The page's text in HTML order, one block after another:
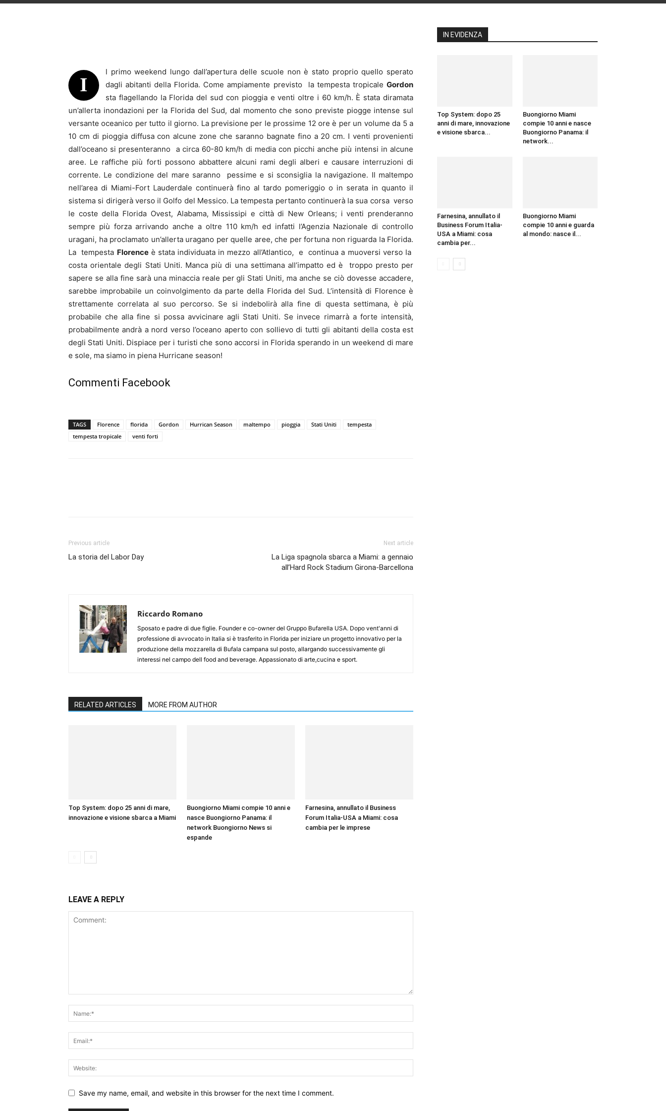
I
l primo weekend lungo dall’apertura delle scuole non è stato proprio quello sperato
dagli abitanti della Florida. Come ampiamente previsto la tempesta tropicale Gordon
sta flagellando la Florida del sud con pioggia e venti oltre i 60 km/h. È stata diramata
un’allerta inondazioni per la Florida del Sud, dal momento che sono previste piogge intense sul
versante oceanico per tutto il giorno. La previsione per le prossime 12 ore è per un volume da 5 a
10 cm di pioggia diffusa con alcune zone che saranno bagnate fino a 20 cm. I venti provenienti
dall’oceano si presenteranno a circa 60-80 km/h di media con picchi anche più intensi in alcune
aree. Le raffiche più forti possono abbattere alcuni rami degli alberi e causare interruzioni di
corrente. Le condizione del mare saranno pessime e si sconsiglia la navigazione. Il maltempo
nell’area di Miami-Fort Lauderdale continuerà fino al tardo pomeriggio o in serata in quanto il
sistema si dirigerà verso il Golfo del Messico. La tempesta pertanto continuerà la sua corsa verso
le coste della Florida Ovest, Alabama, Mississipi e città di New Orleans; i venti prenderanno
sempre più forza arrivando anche a oltre 110 km/h ed infatti l’Agenzia Nazionale di controllo
uragani, ha proclamato un’allerta uragano per quelle aree, che per fortuna non riguarda la Florida.
La tempesta Florenceè stata individuata in mezzo all’Atlantico, e continua a muoversi verso la
costa orientale degli Stati Uniti. Manca più di una settimana all’impatto ed è troppo presto per
sapere se alla fine sarà una minaccia reale per gli Stati Uniti, ma anche se ciò dovesse accadere,
sarebbe improbabile un coinvolgimento da parte della Florida del Sud. L’intensità di Florence è
strettamente correlata al suo percorso. Se si indebolirà alla fine di questa settimana, è più
probabile che alla fine si possa avvicinare agli Stati Uniti. Se invece rimarrà a forte intensità,
probabilmente andrà a nord verso l’oceano aperto con sollievo di tutti gli abitanti della costa est
degli Stati Uniti. Dispiace per i turisti che sono accorsi in Florida sperando in un weekend di mare
e sole, ma siamo in piena Hurricane season!
Commenti Facebook
TAGS Florence florida Gordon Hurrican Season maltempo pioggia Stati Uniti
tempesta
tempesta tropicale
venti forti
Previous article
La storia del Labor Day
Next article
La Liga spagnola sbarca a Miami: a gennaio
all’Hard Rock Stadium Girona-Barcellona
Riccardo Romano
Sposato e padre di due figlie. Founder e co-owner del Gruppo Bufarella USA. Dopo vent'anni di
professione di avvocato in Italia si è trasferito in Florida per iniziare un progetto innovativo per la
produzione della mozzarella di Bufala campana sul posto, allargando successivamente gli
interessi nel campo dell food and beverage. Appassionato di arte,cucina e sport.
RELATED ARTICLES MORE FROM AUTHOR
Top System: dopo 25 anni di mare,
innovazione e visione sbarca a Miami
Buongiorno Miami compie 10 anni e
nasce Buongiorno Panama: il
network Buongiorno News si
espande
Farnesina, annullato il Business
Forum Italia-USA a Miami: cosa
cambia per le imprese
LEAVE A REPLY
Save my name, email, and website in this browser for the next time I comment.
IN EVIDENZA
Top System: dopo 25
anni di mare, innovazione
e visione sbarca...
Buongiorno Miami
compie 10 anni e nasce
Buongiorno Panama: il
network...
Farnesina, annullato il
Business Forum Italia-
USA a Miami: cosa
cambia per...
Buongiorno Miami
compie 10 anni e guarda
al mondo: nasce il...